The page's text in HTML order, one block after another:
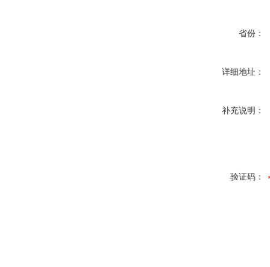
省份：
详细地址：
补充说明：
验证码：